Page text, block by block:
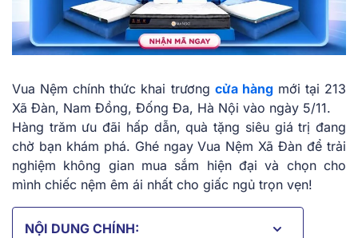
Vua Nệm chính thức khai trương cửa hàngmới tại 213
Xã Đàn, Nam Đồng, Đống Đa, Hà Nội vào ngày 5/11.
Hàng trăm ưu đãi hấp dẫn, quà tặng siêu giá trị đang
chờ bạn khám phá. Ghé ngay Vua Nệm Xã Đàn để trải
nghiệm không gian mua sắm hiện đại và chọn cho
mình chiếc nệm êm ái nhất cho giấc ngủ trọn vẹn!
NỘI DUNG CHÍNH: